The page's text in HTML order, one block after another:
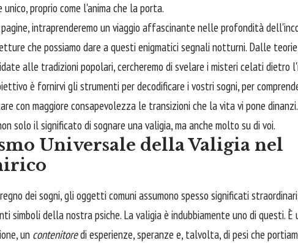
proprio come l'anima che la porta.
intraprenderemo un viaggio affascinante nelle profondità
che possiamo dare a questi enigmatici segnali notturni. Dalle teorie
alle tradizioni popolari, cercheremo di svelare i misteri celati dietro
è fornirvi gli strumenti per decodificare i vostri sogni, per
con maggiore consapevolezza le transizioni che la vita vi pone dinanzi.
solo il significato di sognare una valigia, ma anche molto su di voi.
Universale della Valigia nel
dei sogni, gli oggetti comuni assumono spesso significati
simboli della nostra psiche. La valigia è indubbiamente uno di questi. È
un contenitoredi esperienze, speranze e, talvolta, di pesi che